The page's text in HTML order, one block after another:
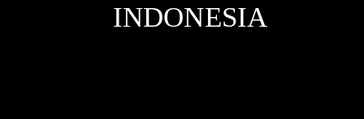
INDONESIA